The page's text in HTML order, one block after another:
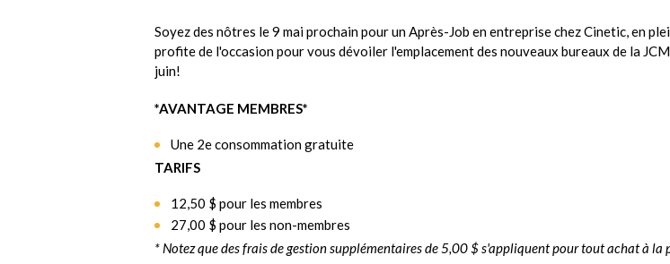
Soyez des nôtres le 9 mai prochain pour un Après-Job en entreprise chez Cinetic, en
profite de l'occasion pour vous dévoiler l'emplacement des nouveaux bureaux de la
juin!
*AVANTAGE MEMBRES*
Une 2e consommation gratuite
TARIFS
12,50 $ pour les membres
27,00 $ pour les non-membres
* Notez que des frais de gestion supplémentaires de 5,00 $ s'appliquent pour tout achat à la